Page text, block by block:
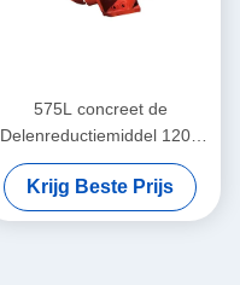
575L concreet de
Delenreductiemiddel 1200
T/min van de
Vrachtwagenmixer 12
Maanden Verzekerings
Krijg Beste Prijs